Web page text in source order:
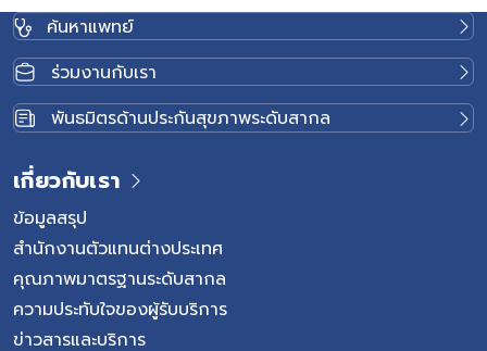
ค้นหาแพทย์
ร่วมงานกับเรา
พันธมิตรด้านประกันสุขภาพระดับสากล
เกี่ยวกับเรา
ข้อมูลสรุป
สำนักงานตัวแทนต่างประเทศ
คุณภาพมาตรฐานระดับสากล
ความประทับใจของผู้รับบริการ
ข่าวสารและบริการ